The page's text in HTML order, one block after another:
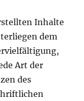
Inhalte
dem
Art der
des